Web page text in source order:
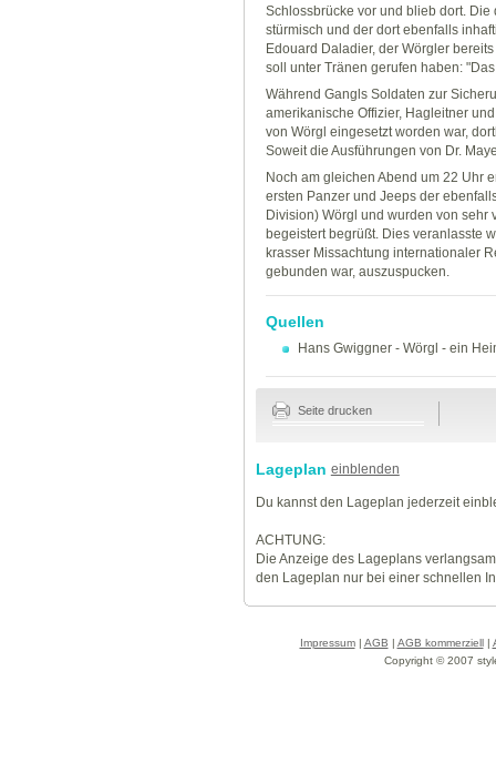
Schlossbrücke vor und blieb dort.
stürmisch und der dort ebenfalls
Edouard Daladier, der Wörgler
soll unter Tränen gerufen haben:
Während Gangls Soldaten zur
amerikanische Offizier, Hagleitner
von Wörgl eingesetzt worden war,
Soweit die Ausführungen von Dr.
Noch am gleichen Abend um 22 Uhr
ersten Panzer und Jeeps der
Division) Wörgl und wurden von
begeistert begrüßt. Dies veranlasste
krasser Missachtung internationaler
gebunden war, auszuspucken.
Quellen
Hans Gwiggner -Wörgl - ein
Seite drucken
Lageplan einblenden
Du kannst den Lageplan jederzeit
ACHTUNG:
Die Anzeige des Lageplans
den Lageplan nur bei einer schnellen
Impressum| AGB | AGB kommerziell|
Copyright © 2007